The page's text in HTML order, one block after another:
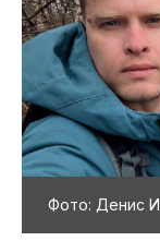
Фото: Денис